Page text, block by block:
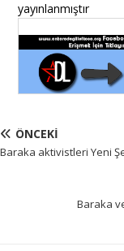
yayınlanmıştır
ÖNCEKI
Baraka aktivistleri Yeni
Baraka